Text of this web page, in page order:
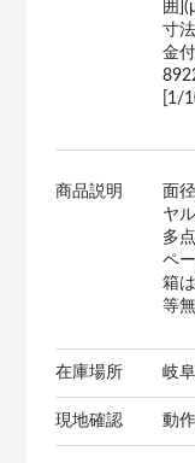
囲
寸
金
[1/
商品説明
面
ヤ
多
ペ
箱
等
在庫場所 岐
現地確認 動